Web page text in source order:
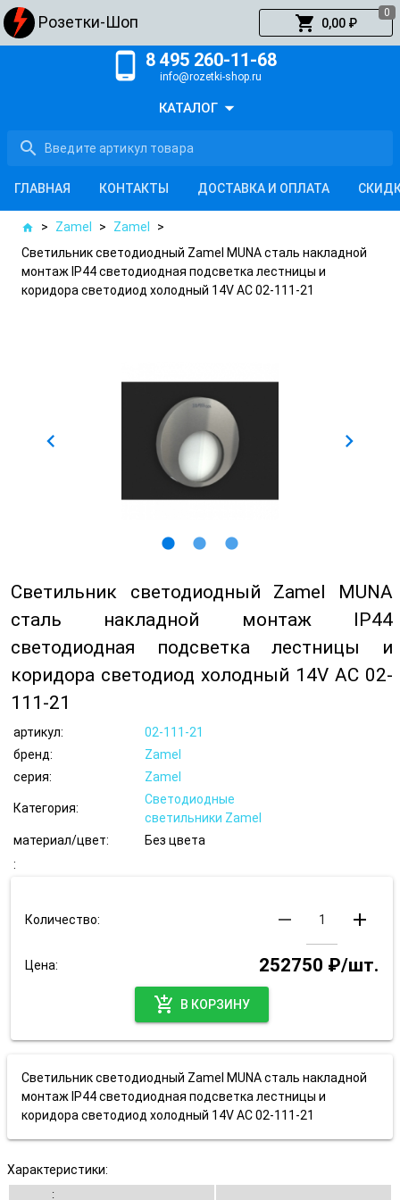
Розетки-Шоп shopping_cart 0,00 ₽
0
КАТАЛОГ arrow_drop_down
search
phone_android 8 495 260-11-68
info@rozetki-shop.ru
ГЛАВНАЯ КОНТАКТЫ ДОСТАВКА И ОПЛАТА
home > Zamel > Zamel
>
Светильник светодиодный Zamel MUNA сталь накладной
монтаж IP44 светодиодная подсветка лестницы и
коридора светодиод холодный 14V AC 02-111-21
lens lens lens
chevron_left chevron_right
Светильник светодиодный Zamel MUNA
сталь накладной монтаж IP44
светодиодная подсветка лестницы и
коридора светодиод холодный 14V AC 02-
111-21
артикул:
02-111-21
бренд:
Zamel
серия:
Zamel
Категория:
Светодиодные
светильники Zamel
материал/цвет:
Без цвета
:
Количество: remove add
Цена:
252750 ₽/шт.
add_shopping_cart
В КОРЗИНУ
Светильник светодиодный Zamel MUNA сталь накладной
монтаж IP44 светодиодная подсветка лестницы и
коридора светодиод холодный 14V AC 02-111-21
Характеристики:
: